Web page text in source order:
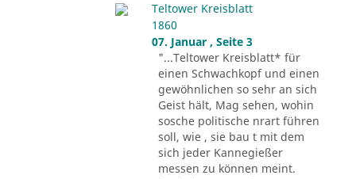
Teltower Kreisblatt
1860
07. Januar , Seite 3
"...Teltower Kreisblatt* für
einen Schwachkopf und einen
gewöhnlichen so sehr an sich
Geist hält, Mag sehen, wohin
sosche politische nrart führen
soll, wie , sie bau t mit dem
sich jeder Kannegießer
messen zu können meint.